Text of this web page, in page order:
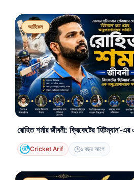
আর্টিকেল
রোহিত শর্মার জীবনী: ক্রিকেটের
Cricket Arif ১ বছর আগে